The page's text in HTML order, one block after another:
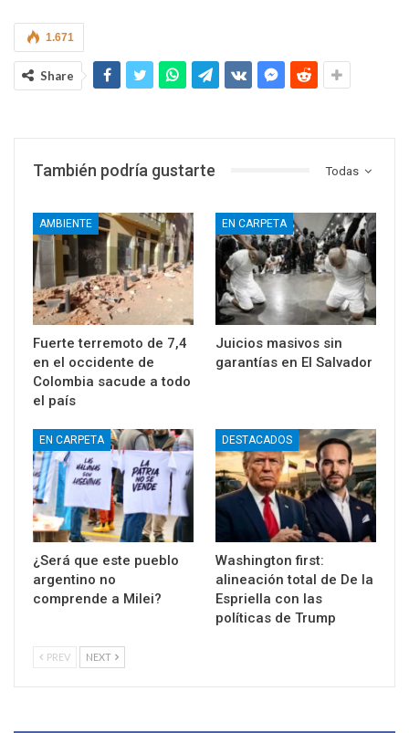
1.671
Share
Todas
También podría gustarte
AMBIENTE
Fuerte terremoto de 7,4
en el occidente de
Colombia sacude a todo
el país
EN CARPETA
Juicios masivos sin
garantías en El Salvador
EN CARPETA
¿Será que este pueblo
argentino no
comprende a Milei?
DESTACADOS
Washington first:
alineación total de De la
Espriella con las
políticas de Trump
PREV NEXT